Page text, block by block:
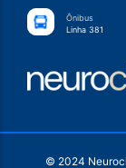
Ônibus
Linha 381
© 2024